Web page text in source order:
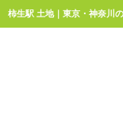
柿生駅 土地｜東京・神奈川